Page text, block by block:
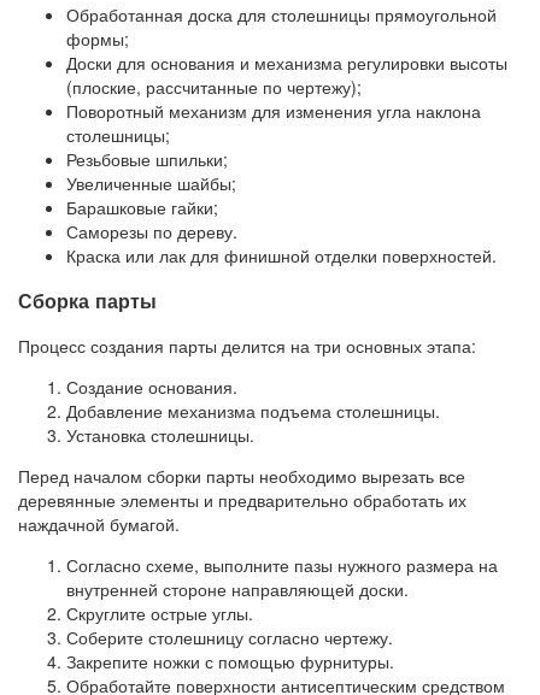
Обработанная доска для столешницы прямоугольной
формы;
Доски для основания и механизма регулировки высоты
(плоские, рассчитанные по чертежу);
Поворотный механизм для изменения угла наклона
столешницы;
Резьбовые шпильки;
Увеличенные шайбы;
Барашковые гайки;
Саморезы по дереву.
Краска или лак для финишной отделки поверхностей.
Сборка парты
Процесс создания парты делится на три основных этапа:
Создание основания.
Добавление механизма подъема столешницы.
Установка столешницы.
Перед началом сборки парты необходимо вырезать все
деревянные элементы и предварительно обработать их
наждачной бумагой.
Согласно схеме, выполните пазы нужного размера на
внутренней стороне направляющей доски.
Скруглите острые углы.
Соберите столешницу согласно чертежу.
Закрепите ножки с помощью фурнитуры.
Обработайте поверхности антисептическим средством